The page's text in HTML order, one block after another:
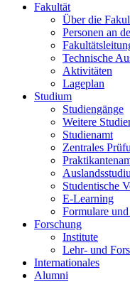
Fakultät
Über die
Personen an
Technische
Aktivitäten
Lageplan
Studium
Studiengänge
Weitere
Studienamt
Zentrales
Studentische
E-Learning
Formulare
Forschung
Institute
Lehr- und
Internationales
Alumni